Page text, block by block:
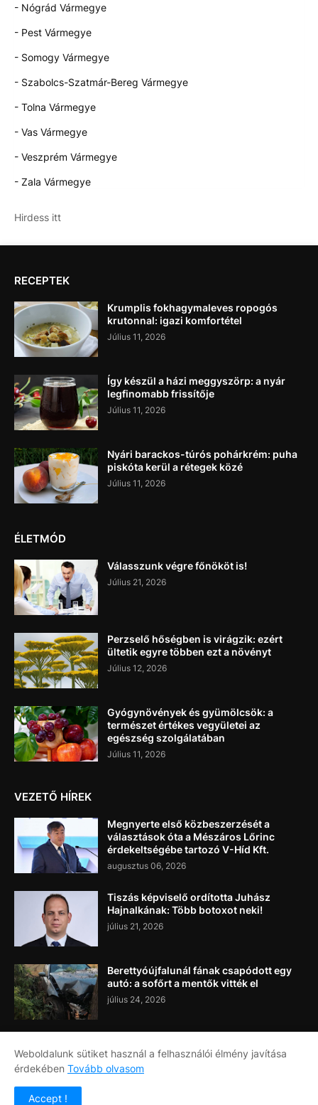
- Nógrád Vármegye
- Pest Vármegye
- Somogy Vármegye
- Szabolcs-Szatmár-Bereg Vármegye
- Tolna Vármegye
- Vas Vármegye
- Veszprém Vármegye
- Zala Vármegye
Hirdess itt
RECEPTEK
Krumplis fokhagymaleves ropogós
krutonnal: igazi komfortétel
Július 11, 2026
Így készül a házi meggyszörp: a nyár
legfinomabb frissítője
Július 11, 2026
Nyári barackos-túrós pohárkrém: puha
piskóta kerül a rétegek közé
Július 11, 2026
ÉLETMÓD
Válasszunk végre főnököt is!
Július 21, 2026
Perzselő hőségben is virágzik: ezért
ültetik egyre többen ezt a növényt
Július 12, 2026
Gyógynövények és gyümölcsök: a
természet értékes vegyületei az
egészség szolgálatában
Július 11, 2026
VEZETŐ HÍREK
Megnyerte első közbeszerzését a
választások óta a Mészáros Lőrinc
érdekeltségébe tartozó V-Híd Kft.
augusztus 06, 2026
Tiszás képviselő ordította Juhász
Hajnalkának: Több botoxot neki!
július 21, 2026
Berettyóújfalunál fának csapódott egy
autó: a sofőrt a mentők vitték el
július 24, 2026
Címlap Rólunk
Weboldalunk sütiket használ a felhasználói élmény javítása
érdekében Tovább olvasom
Accept !